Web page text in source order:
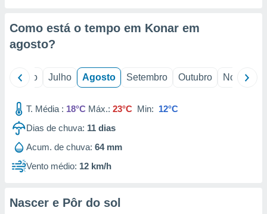
através
estudos
de
Como está o tempo em Konar em
agosto?
Junho Julho Agosto Setembro Outubro Novembro
T. Média : 18°C Máx.: 23°C Min: 12°C
Dias de chuva: 11 dias
Acum. de chuva: 64 mm
Vento médio: 12 km/h
Nascer e Pôr do sol